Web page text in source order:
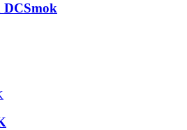
DCSmok